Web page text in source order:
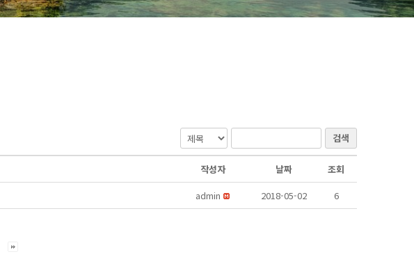
검색
작성자 날짜
조회
admin 2018-05-02 6